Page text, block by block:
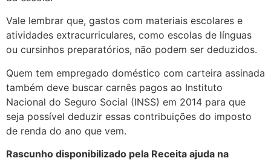
Vale lembrar que, gastos com materiais escolares e
atividades extracurriculares, como escolas de línguas
ou cursinhos preparatórios, não podem ser deduzidos.
Quem tem empregado doméstico com carteira assinada
também deve buscar carnês pagos ao Instituto
Nacional do Seguro Social (INSS) em 2014 para que
seja possível deduzir essas contribuições do imposto
de renda do ano que vem.
Rascunho disponibilizado pela Receita ajuda na